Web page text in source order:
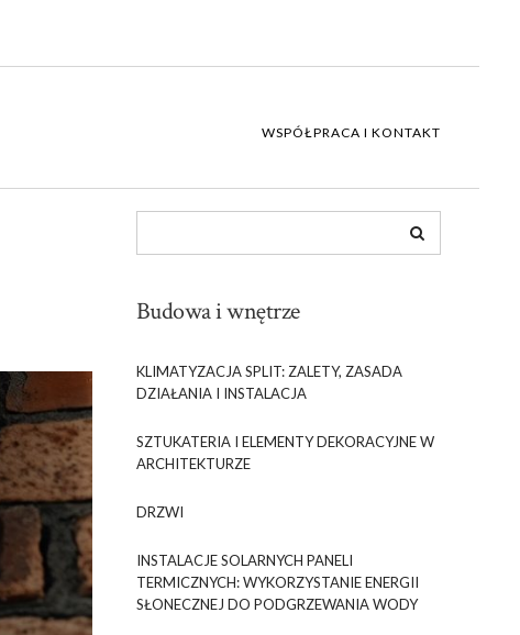
WSPÓŁPRACA I KONTAKT
Budowa i wnętrze
KLIMATYZACJA SPLIT: ZALETY, ZASADA
DZIAŁANIA I INSTALACJA
SZTUKATERIA I ELEMENTY DEKORACYJNE W
ARCHITEKTURZE
DRZWI
INSTALACJE SOLARNYCH PANELI
TERMICZNYCH: WYKORZYSTANIE ENERGII
SŁONECZNEJ DO PODGRZEWANIA WODY